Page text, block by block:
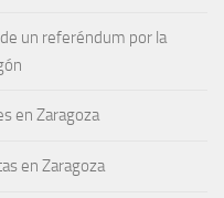
un referéndum por la
en Zaragoza
en Zaragoza